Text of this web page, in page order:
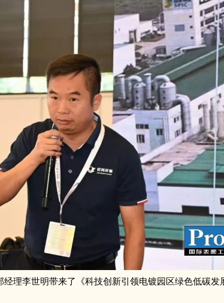
理李世明带来了《科技创新引领电镀园区绿色低碳发